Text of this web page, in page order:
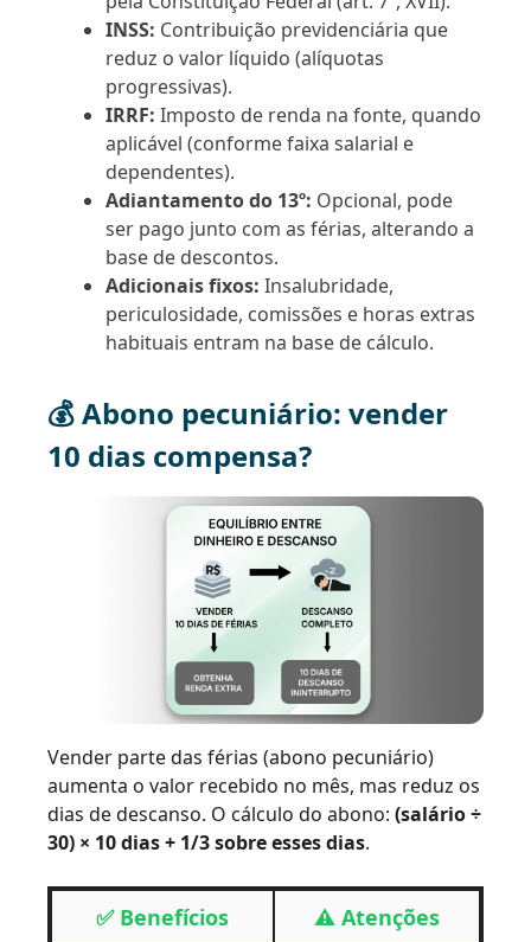
INSS: Contribuição previdenciária que
reduz o valor líquido (alíquotas
progressivas).
IRRF: Imposto de renda na fonte, quando
aplicável (conforme faixa salarial e
dependentes).
Adiantamento do 13º: Opcional, pode
ser pago junto com as férias, alterando a
base de descontos.
Adicionais fixos: Insalubridade,
periculosidade, comissões e horas extras
habituais entram na base de cálculo.
💰 Abono pecuniário: vender
10 dias compensa?
Vender parte das férias (abono pecuniário)
aumenta o valor recebido no mês, mas reduz os
dias de descanso. O cálculo do abono: (salário ÷
30) × 10 dias + 1/3 sobre esses dias.
✅ Benefícios ⚠️ Atenções